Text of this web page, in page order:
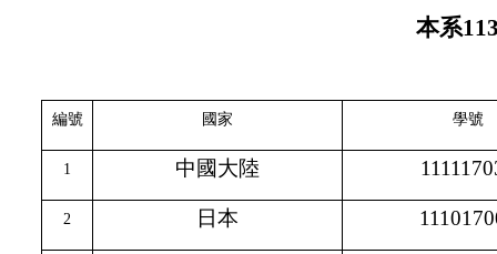
本系
編號 國家 學號
1 中國大陸
2 日本